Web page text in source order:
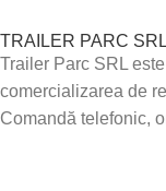
TRAILER PARC
Trailer Parc SRL
comercializarea de
Comandă telefonic,